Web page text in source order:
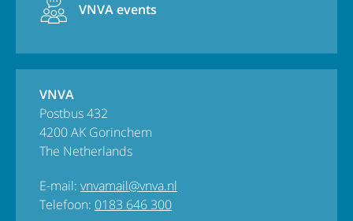
VNVA events
VNVA
Postbus 432
4200 AK Gorinchem
The Netherlands
E-mail: vnvamail@vnva.nl
Telefoon: 0183 646 300